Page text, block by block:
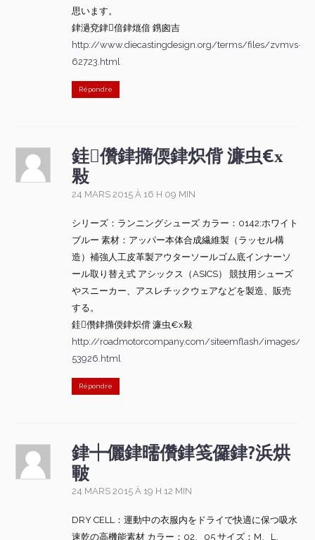
思います。
銉濄兗銉偣銉熴偣 鎸囪吉
http://www.diecastingdesign.org/terms/files/zvmvs-
62723.html
Répondre
銈儹銉撱偄銉炽偝 濂虫€х
敤
24 MARS 2015 À 16 H 09 MIN
シリーズ：ランニングシューズ カラー：0142:ホワイト
ブルー 素材：アッパー本体合成繊維製（ラッセル構
造）補強人工皮革製アウターソールゴム底インナーソ
ール取り替え式 アシックス（ASICS） 競技用シューズ
やスニーカー、アスレチックウェアなどを製造、販売
する。
銈儹銉撱偄銉炽偝 濂虫€х敤
http://roadmotorcompany.com/siteemflash/images/
53926.html
Répondre
銉┿儷銉曘儹銉笺儸銉?浜烘
皸
24 MARS 2015 À 19 H 12 MIN
DRY CELL：運動中の衣服内をドライで快適に保つ吸水
速乾の高機能素材 カラー：02、05 サイズ：M、L、